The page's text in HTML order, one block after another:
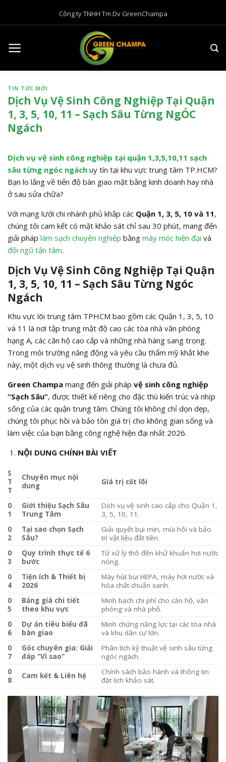
Công ty TNHH Tm Dv GreenChampa
TIN TỨC MỚI
Dịch Vụ Vệ Sinh Công Nghiệp Tại Quận
1, 3, 5, 10, 11 – Sạch Sâu Từng NgÓC
Ngách
Dịch vụ vệ sinh công nghiệp tại quận 1,3,5,10,11 sạch
sâu từng ngóc ngách uy tín tại khu vực trung tâm TP.HCM?
Bạn lo lắng về tiến độ bàn giao mặt bằng kinh doanh hay nhà
ở sau sửa chữa?
Với mạng lưới chi nhánh phủ khắp các Quận 1, 3, 5, 10 và 11,
chúng tôi cam kết có mặt khảo sát chỉ sau 30 phút, mang đến
giải pháp làm sạch chuyên nghiệp bằng máy móc hiện đại và
đội ngũ tận tâm.
Dịch Vụ Vệ Sinh Công Nghiệp Tại Quận
1, 3, 5, 10, 11 – Sạch Sâu Từng Ngóc
Ngách
Khu vực lõi trung tâm TPHCM bao gồm các Quận 1, 3, 5, 10
và 11 là nơi tập trung mật độ cao các tòa nhà văn phòng
hạng A, các căn hộ cao cấp và những nhà hàng sang trọng.
Trong môi trường năng động và yêu cầu thẩm mỹ khắt khe
này, một dịch vụ vệ sinh thông thường là chưa đủ.
Green Champa mang đến giải pháp vệ sinh công nghiệp
“Sạch Sâu”, được thiết kế riêng cho đặc thù kiến trúc và nhịp
sống của các quận trung tâm. Chúng tôi không chỉ dọn dẹp,
chúng tôi phục hồi và bảo tồn giá trị cho không gian sống và
làm việc của bạn bằng công nghệ hiện đại nhất 2026.
NỘI DUNG CHÍNH BÀI VIẾT
S
T
T
Chuyên mục nội
dung
Giá trị cốt lõi
0
1
Giới thiệu Sạch Sâu
Trung Tâm
Dịch vụ vệ sinh cao cấp cho Quận 1,
3, 5, 10, 11.
0
2
Tại sao chọn Sạch
Sâu?
Giải quyết bụi mịn, mùi hôi và bảo
trì vật liệu đắt tiền.
0
3
Quy trình thực tế 6
bước
Từ xử lý thô đến khử khuẩn hơi nước
nóng.
0
4
Tiện ích & Thiết bị
2026
Máy hút bụi HEPA, máy hơi nước và
hóa chất chuẩn xanh.
0
5
Bảng giá chi tiết
theo khu vực
Minh bạch chi phí cho căn hộ, văn
phòng và nhà phố.
0
6
Dự án tiêu biểu đã
bàn giao
Minh chứng năng lực tại các tòa nhà
và khu dân cư lớn.
0
7
Góc chuyên gia: Giải
đáp “Vì sao”
Phân tích kỹ thuật vệ sinh sâu từng
ngóc ngách.
0
8
Cam kết & Liên hệ
Chính sách bảo hành và thông tin
đặt lịch khảo sát.